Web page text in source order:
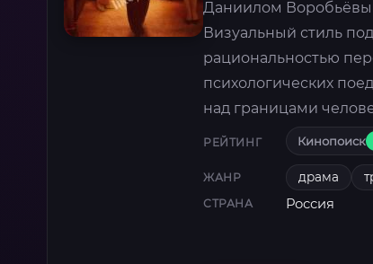
Даниилом
Визуальный стиль
рациональностью
психологических
над границами
РЕЙТИНГ Кинопоиск
ЖАНР драма
СТРАНА Россия